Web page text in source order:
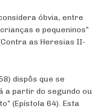
óbvia, entre
e pequeninos”
as Heresias II-
dispôs que se
a partir do segundo ou
(Epístola 64). Esta